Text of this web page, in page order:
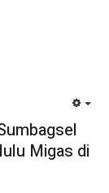
Migas di